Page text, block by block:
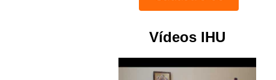
Vídeos IHU